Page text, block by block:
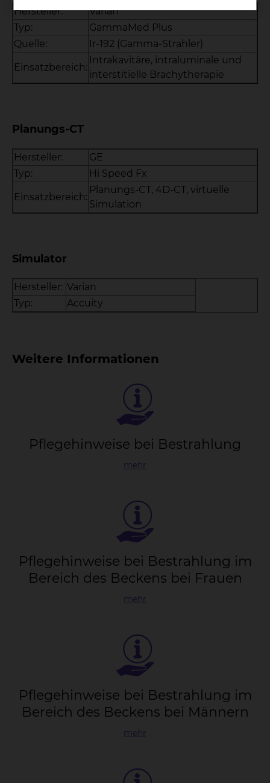
Hersteller:
Varian
Typ:
GammaMed Plus
Quelle:
Ir-192 (Gamma-Strahler)
Einsatzbereich:
Intrakavitäre, intraluminale und
interstitielle Brachytherapie
Planungs-CT
Hersteller:
GE
Typ:
Hi Speed Fx
Einsatzbereich:
Planungs-CT, 4D-CT, virtuelle
Simulation
Simulator
Hersteller: Varian
Typ:
Accuity
Weitere Informationen
Pfle­ge­hin­wei­se bei Be­strah­lung
mehr
Pfle­ge­hin­wei­se bei Be­strah­lung im
Be­reich des Be­ckens bei Frau­en
mehr
Pfle­ge­hin­wei­se bei Be­strah­lung im
Be­reich des Be­ckens bei Män­nern
mehr